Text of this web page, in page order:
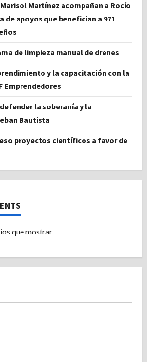
Martínez acompañan a Rocío
de apoyos que benefician a 971
de limpieza manual de drenes
y la capacitación con la
Emprendedores
la soberanía y la
Bautista
proyectos científicos a favor de
que mostrar.